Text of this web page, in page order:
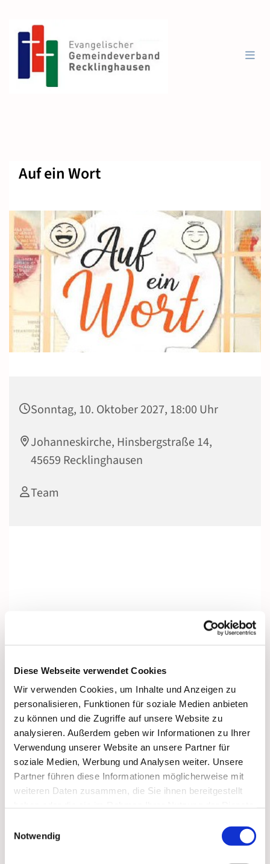
Diese Webseite verwendet Cookies
Wir verwenden Cookies, um Inhalte und Anzeigen zu
personalisieren, Funktionen für soziale Medien anbieten
zu können und die Zugriffe auf unsere Website zu
analysieren. Außerdem geben wir Informationen zu Ihrer
Verwendung unserer Website an unsere Partner für
soziale Medien, Werbung und Analysen weiter. Unsere
Partner führen diese Informationen möglicherweise mit
weiteren Daten zusammen, die Sie ihnen bereitgestellt
Notwendig
Auf ein Wort
Sonntag, 10. Oktober 2027, 18:00 Uhr
Johanneskirche, Hinsbergstraße 14,
45659 Recklinghausen
Team
Dies könnte Sie auch interessieren